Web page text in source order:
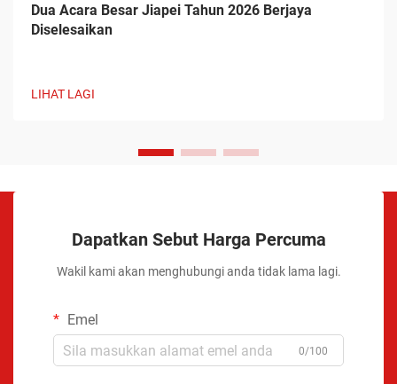
Dua Acara Besar Jiapei Tahun 2026 Berjaya
Diselesaikan
LIHAT LAGI
Dapatkan Sebut Harga Percuma
Wakil kami akan menghubungi anda tidak lama lagi.
Emel
0/100